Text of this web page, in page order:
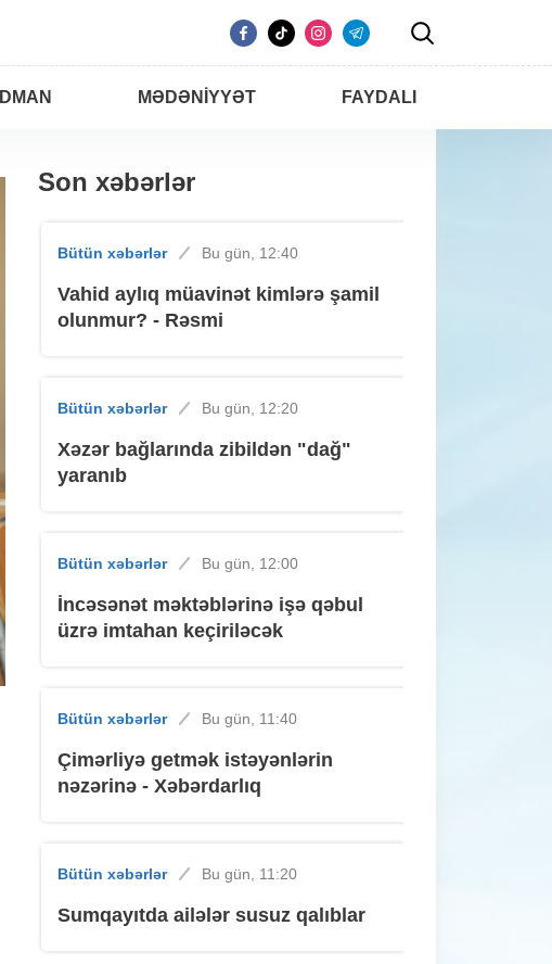
İDMAN MƏDƏNIYYƏT FAYDALI
Son xəbərlər
Bütün xəbərlər Bu gün, 12:40
Vahid aylıq müavinət kimlərə şamil
olunmur? - Rəsmi
Bütün xəbərlər Bu gün, 12:20
Xəzər bağlarında zibildən "dağ"
yaranıb
Bütün xəbərlər Bu gün, 12:00
İncəsənət məktəblərinə işə qəbul
üzrə imtahan keçiriləcək
Bütün xəbərlər Bu gün, 11:40
Çimərliyə getmək istəyənlərin
nəzərinə - Xəbərdarlıq
Bütün xəbərlər Bu gün, 11:20
Sumqayıtda ailələr susuz qalıblar